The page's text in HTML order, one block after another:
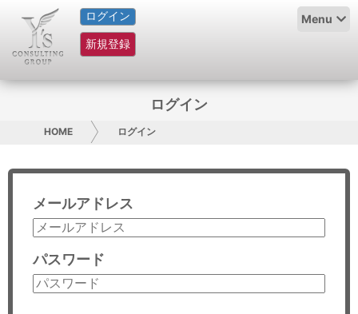
ログイン
新規登録
Menu
HOME
サービス紹介
グループ概要
採用情報
お問い合わせ
コンサルティング
ログイン
HOME ログイン
メールアドレス
パスワード